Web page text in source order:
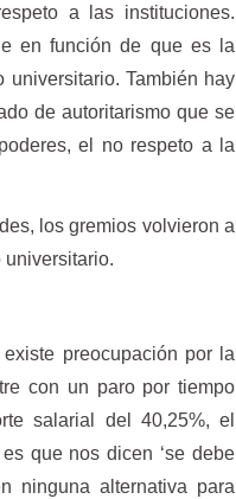
a las instituciones.
en función de que es la
También hay
de autoritarismo que se
el no respeto a la
los gremios volvieron a
universitario.
preocupación por la
con un paro por tiempo
salarial del 40,25%, el
que nos dicen ‘se debe
ninguna alternativa para